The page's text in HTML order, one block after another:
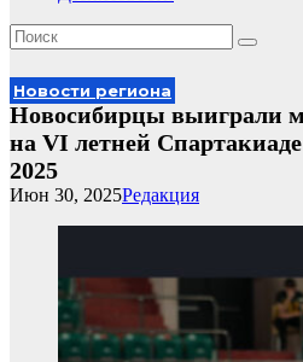
Новости региона
Новосибирцы выиграли
на VI летней
2025
Редакция
Июн 30, 2025